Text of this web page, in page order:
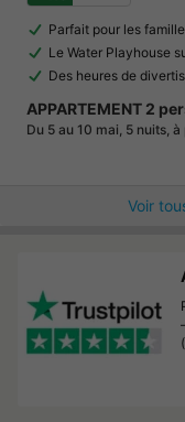
Parfait pour les
Le Water Playhouse
Des heures de
APPARTEMENT 2
Du 5 au 10 mai, 5 nuits,
Voir